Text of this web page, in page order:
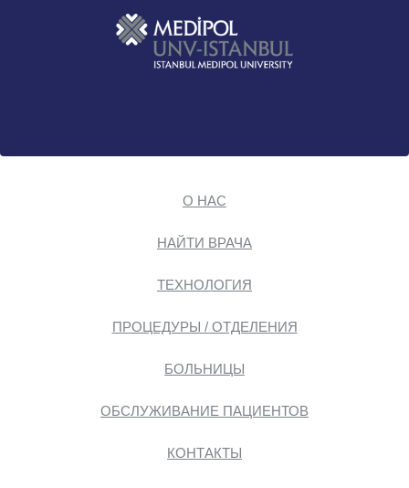
О НАС
НАЙТИ ВРАЧА
ТЕХНОЛОГИЯ
ПРОЦЕДУРЫ / ОТДЕЛЕНИЯ
БОЛЬНИЦЫ
ОБСЛУЖИВАНИЕ ПАЦИЕНТОВ
КОНТАКТЫ